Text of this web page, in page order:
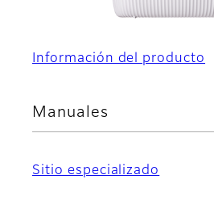
Información del producto
Manuales
Sitio especializado